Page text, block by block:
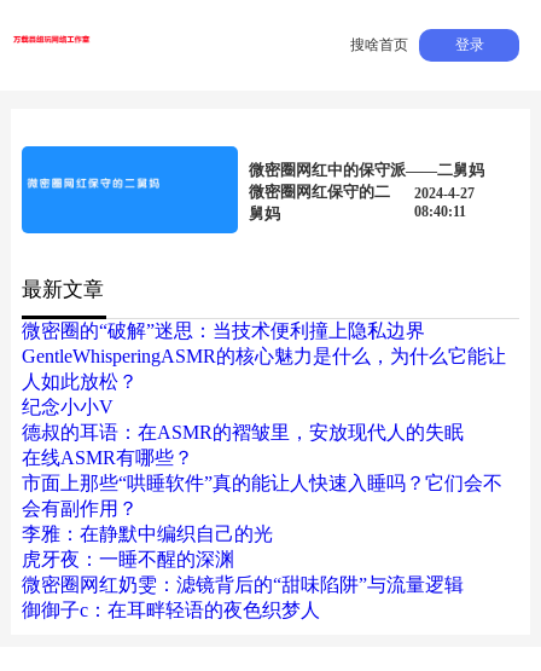
搜啥首页 登录
微密圈网红中的保守派——二舅妈
微密圈网红保守的二
舅妈
2024-4-27
08:40:11
最新文章
微密圈的“破解”迷思：当技术便利撞上隐私边界
GentleWhisperingASMR的核心魅力是什么，为什么它能让
人如此放松？
纪念小小V
德叔的耳语：在ASMR的褶皱里，安放现代人的失眠
在线ASMR有哪些？
市面上那些“哄睡软件”真的能让人快速入睡吗？它们会不
会有副作用？
李雅：在静默中编织自己的光
虎牙夜：一睡不醒的深渊
微密圈网红奶雯：滤镜背后的“甜味陷阱”与流量逻辑
御御子c：在耳畔轻语的夜色织梦人